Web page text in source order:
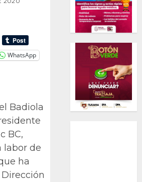
WhatsApp
Badiola
BC,
labor de
ha